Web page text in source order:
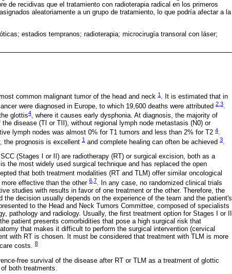
de recidivas que el tratamiento con radioterapia radical en los primeros
aleatoriamente a un grupo de tratamiento, lo que podría afectar a la
estadios tempranos; radioterapia; microcirugía transoral con láser;
common malignant tumor of the head and neck 1 . It is estimated that in
were diagnosed in Europe, to which 19,600 deaths were attributed 2 3
glottis4, where it causes early dysphonia. At diagnosis, the majority of
disease (TI or TII), without regional lymph node metastasis (N0) or
lymph nodes was almost 0% for T1 tumors and less than 2% for T2 4.
the prognosis is excellent 1 and complete healing can often be achieved 3.
(Stages I or II) are radiotherapy (RT) or surgical excision, both as a
the most widely used surgical technique and has replaced the open
that both treatment modalities (RT and TLM) offer similar oncological
effective than the other 6 7. In any case, no randomized clinical trials
studies with results in favor of one treatment or the other. Therefore, the
decision usually depends on the experience of the team and the patient's
to the Head and Neck Tumors Committee, composed of specialists
pathology and radiology. Usually, the first treatment option for Stages I or II
patient presents comorbidities that pose a high surgical risk that
that makes it difficult to perform the surgical intervention (cervical
with RT is chosen. It must be considered that treatment with TLM is more
costs. 8
free survival of the disease after RT or TLM as a treatment of glottic
both treatments.